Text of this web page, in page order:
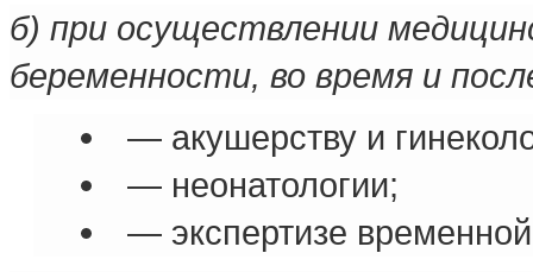
б) при осуществлении
беременности, во время и
— акушерству и
— неонатологии;
— экспертизе